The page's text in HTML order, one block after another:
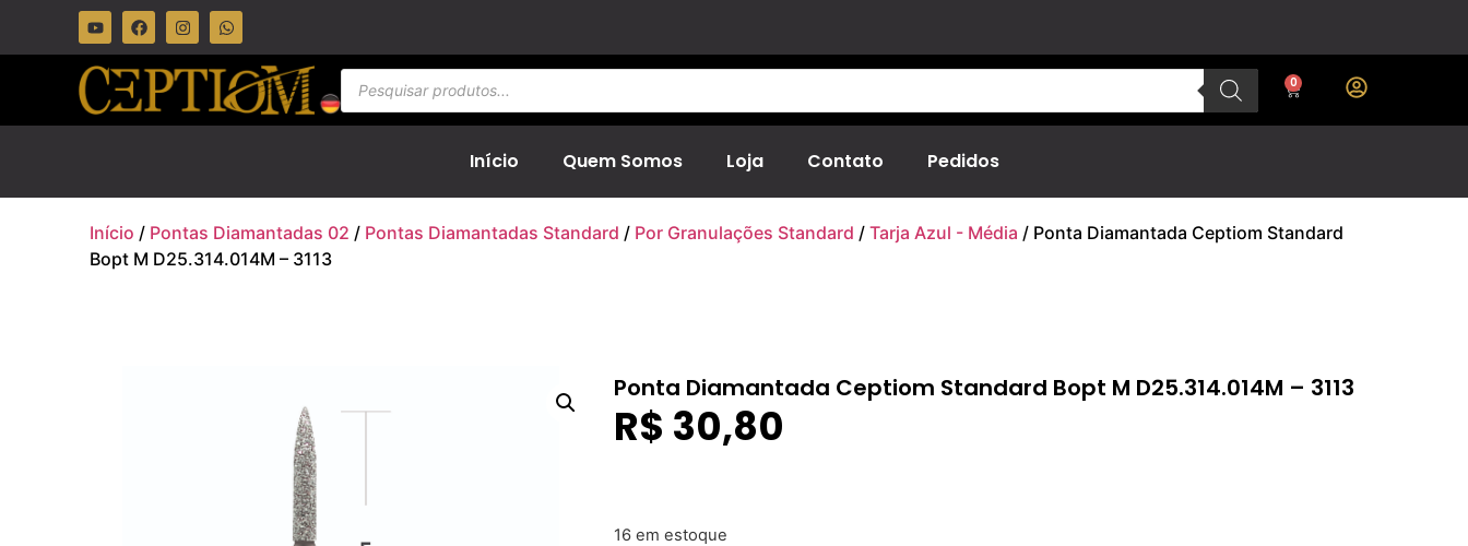
0
Início Quem Somos Loja Contato Pedidos
Início / Pontas Diamantadas 02 / Pontas Diamantadas Standard / Por Granulações Standard / Tarja Azul - Média / Ponta Diamantada Ceptiom Standard
Bopt M D25.314.014M – 3113
Ponta Diamantada Ceptiom Standard Bopt M D25.314.014M – 3113
R$ 30,80
16 em estoque